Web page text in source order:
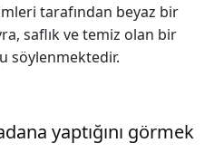
tarafından beyaz bir
saflık ve temiz olan bir
söylenmektedir.
yaptığını görmek